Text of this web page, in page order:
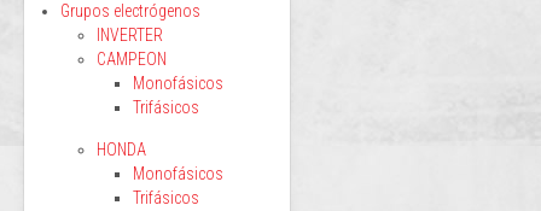
Grupos electrógenos
INVERTER
CAMPEON
Monofásicos
Trifásicos
HONDA
Monofásicos
Trifásicos